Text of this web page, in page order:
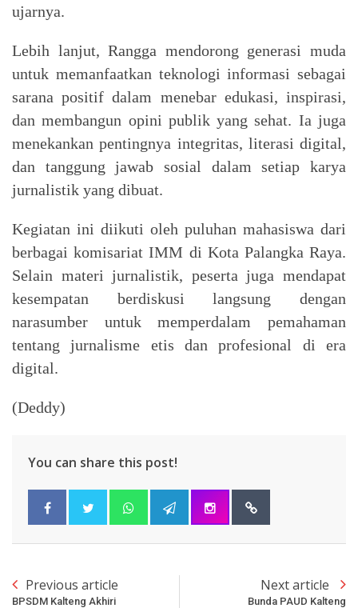
ujarnya.
Lebih lanjut, Rangga mendorong generasi muda
untuk memanfaatkan teknologi informasi sebagai
sarana positif dalam menebar edukasi, inspirasi,
dan membangun opini publik yang sehat. Ia juga
menekankan pentingnya integritas, literasi digital,
dan tanggung jawab sosial dalam setiap karya
jurnalistik yang dibuat.
Kegiatan ini diikuti oleh puluhan mahasiswa dari
berbagai komisariat IMM di Kota Palangka Raya.
Selain materi jurnalistik, peserta juga mendapat
kesempatan berdiskusi langsung dengan
narasumber untuk memperdalam pemahaman
tentang jurnalisme etis dan profesional di era
digital.
(Deddy)
You can share this post!
Previous article
BPSDM Kalteng Akhiri
Next article
Bunda PAUD Kalteng